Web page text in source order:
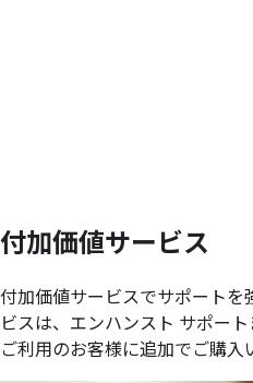
付加価値サービス
付加価値サービスでサポートを
ビスは、エンハンスト サポー
ご利用のお客様に追加でご購入